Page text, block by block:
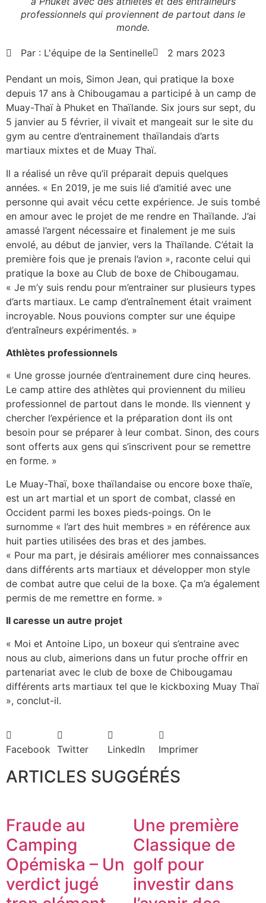
professionnels qui proviennent de partout dans le
monde.
Par : L'équipe de la Sentinelle 2 mars 2023
Pendant un mois, Simon Jean, qui pratique la boxe
depuis 17 ans à Chibougamau a participé à un camp de
Muay-Thaï à Phuket en Thaïlande. Six jours sur sept, du
5 janvier au 5 février, il vivait et mangeait sur le site du
gym au centre d’entrainement thaïlandais d’arts
martiaux mixtes et de Muay Thaï.
Il a réalisé un rêve qu’il préparait depuis quelques
années. « En 2019, je me suis lié d’amitié avec une
personne qui avait vécu cette expérience. Je suis tombé
en amour avec le projet de me rendre en Thaïlande. J’ai
amassé l’argent nécessaire et finalement je me suis
envolé, au début de janvier, vers la Thaïlande. C’était la
première fois que je prenais l’avion », raconte celui qui
pratique la boxe au Club de boxe de Chibougamau.
« Je m’y suis rendu pour m’entrainer sur plusieurs types
d’arts martiaux. Le camp d’entraînement était vraiment
incroyable. Nous pouvions compter sur une équipe
d’entraîneurs expérimentés. »
Athlètes professionnels
« Une grosse journée d’entrainement dure cinq heures.
Le camp attire des athlètes qui proviennent du milieu
professionnel de partout dans le monde. Ils viennent y
chercher l’expérience et la préparation dont ils ont
besoin pour se préparer à leur combat. Sinon, des cours
sont offerts aux gens qui s’inscrivent pour se remettre
en forme. »
Le Muay-Thaï, boxe thaïlandaise ou encore boxe thaïe,
est un art martial et un sport de combat, classé en
Occident parmi les boxes pieds-poings. On le
surnomme « l’art des huit membres » en référence aux
huit parties utilisées des bras et des jambes.
« Pour ma part, je désirais améliorer mes connaissances
dans différents arts martiaux et développer mon style
de combat autre que celui de la boxe. Ça m’a également
permis de me remettre en forme. »
Il caresse un autre projet
« Moi et Antoine Lipo, un boxeur qui s’entraine avec
nous au club, aimerions dans un futur proche offrir en
partenariat avec le club de boxe de Chibougamau
différents arts martiaux tel que le kickboxing Muay Thaï
», conclut-il.
Facebook Twitter LinkedIn Imprimer
ARTICLES SUGGÉRÉS
Fraude au
Camping
Opémiska – Un
verdict jugé
Une première
Classique de
golf pour
investir dans